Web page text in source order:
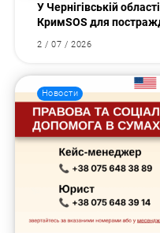
У Чернігівській
КримSOS для
2 / 07 / 2026
Новости